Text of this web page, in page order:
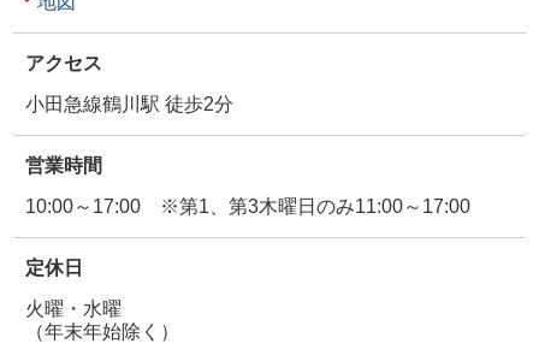
アクセス
小田急線鶴川駅 徒歩2分
営業時間
10:00～17:00 ※第1、第3木曜日のみ11:00～17:00
定休日
火曜・水曜
（年末年始除く）